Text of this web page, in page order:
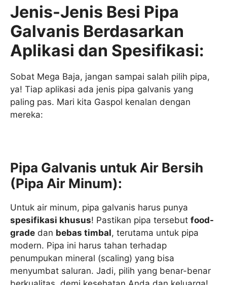
Jenis-Jenis Besi Pipa
Galvanis Berdasarkan
Aplikasi dan Spesifikasi:
Sobat Mega Baja, jangan sampai salah pilih pipa,
ya! Tiap aplikasi ada jenis pipa galvanis yang
paling pas. Mari kita Gaspol kenalan dengan
mereka:
Pipa Galvanis untuk Air Bersih
(Pipa Air Minum):
Untuk air minum, pipa galvanis harus punya
spesifikasi khusus! Pastikan pipa tersebut food-
grade dan bebas timbal, terutama untuk pipa
modern. Pipa ini harus tahan terhadap
penumpukan mineral (scaling) yang bisa
menyumbat saluran. Jadi, pilih yang benar-benar